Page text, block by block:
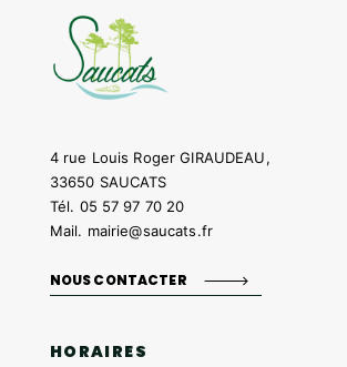
4 rue Louis Roger GIRAUDEAU,
33650 SAUCATS
Tél. 05 57 97 70 20
Mail. mairie@saucats.fr
NOUS CONTACTER
HORAIRES